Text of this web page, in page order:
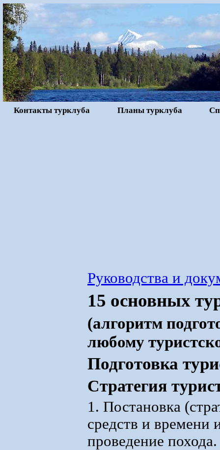
Контакты турклуба Планы турклуба
Руководства и
15 основных
(алгоритм
любому
Подготовка
Стратегия
1. Постановка
средств и времени
проведение